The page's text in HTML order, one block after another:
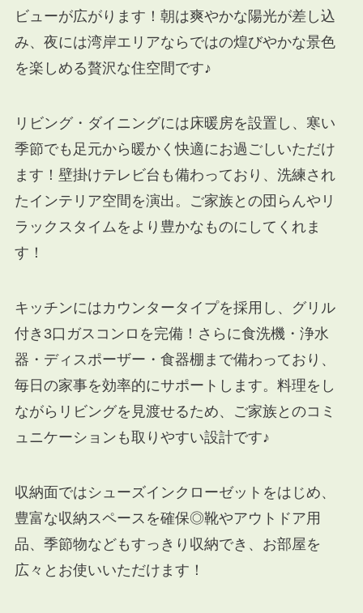
ビューが広がります！朝は爽やかな陽光が差し込
み、夜には湾岸エリアならではの煌びやかな景色
を楽しめる贅沢な住空間です♪
リビング・ダイニングには床暖房を設置し、寒い
季節でも足元から暖かく快適にお過ごしいただけ
ます！壁掛けテレビ台も備わっており、洗練され
たインテリア空間を演出。ご家族との団らんやリ
ラックスタイムをより豊かなものにしてくれま
す！
キッチンにはカウンタータイプを採用し、グリル
付き3口ガスコンロを完備！さらに食洗機・浄水
器・ディスポーザー・食器棚まで備わっており、
毎日の家事を効率的にサポートします。料理をし
ながらリビングを見渡せるため、ご家族とのコミ
ュニケーションも取りやすい設計です♪
収納面ではシューズインクローゼットをはじめ、
豊富な収納スペースを確保◎靴やアウトドア用
品、季節物などもすっきり収納でき、お部屋を
広々とお使いいただけます！